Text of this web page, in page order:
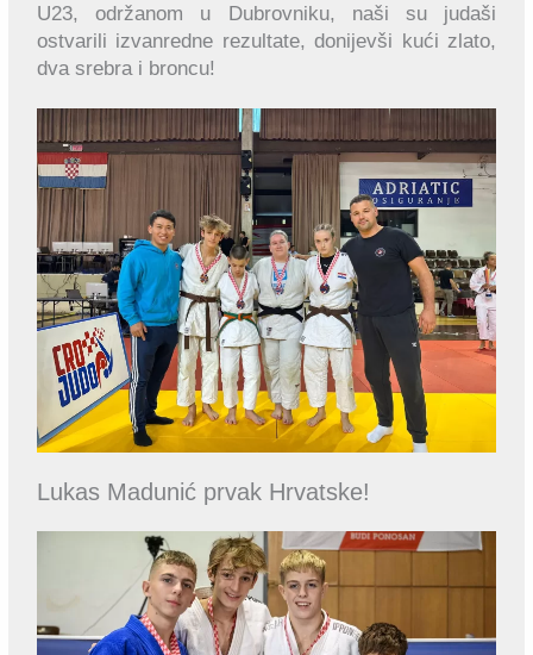
U23, održanom u Dubrovniku, naši su judaši
ostvarili izvanredne rezultate, donijevši kući zlato,
dva srebra i broncu!
Lukas Madunić prvak Hrvatske!